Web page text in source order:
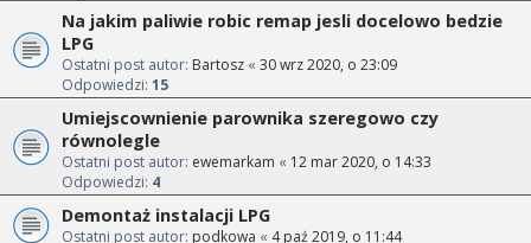
Na jakim paliwie robic remap jesli docelowo bedzie
LPG
Ostatni post autor: Bartosz « 30 wrz 2020, o 23:09
Odpowiedzi: 15
Umiejscownienie parownika szeregowo czy
równolegle
Ostatni post autor: ewemarkam « 12 mar 2020, o 14:33
Odpowiedzi: 4
Demontaż instalacji LPG
Ostatni post autor: podkowa « 4 paź 2019, o 11:44